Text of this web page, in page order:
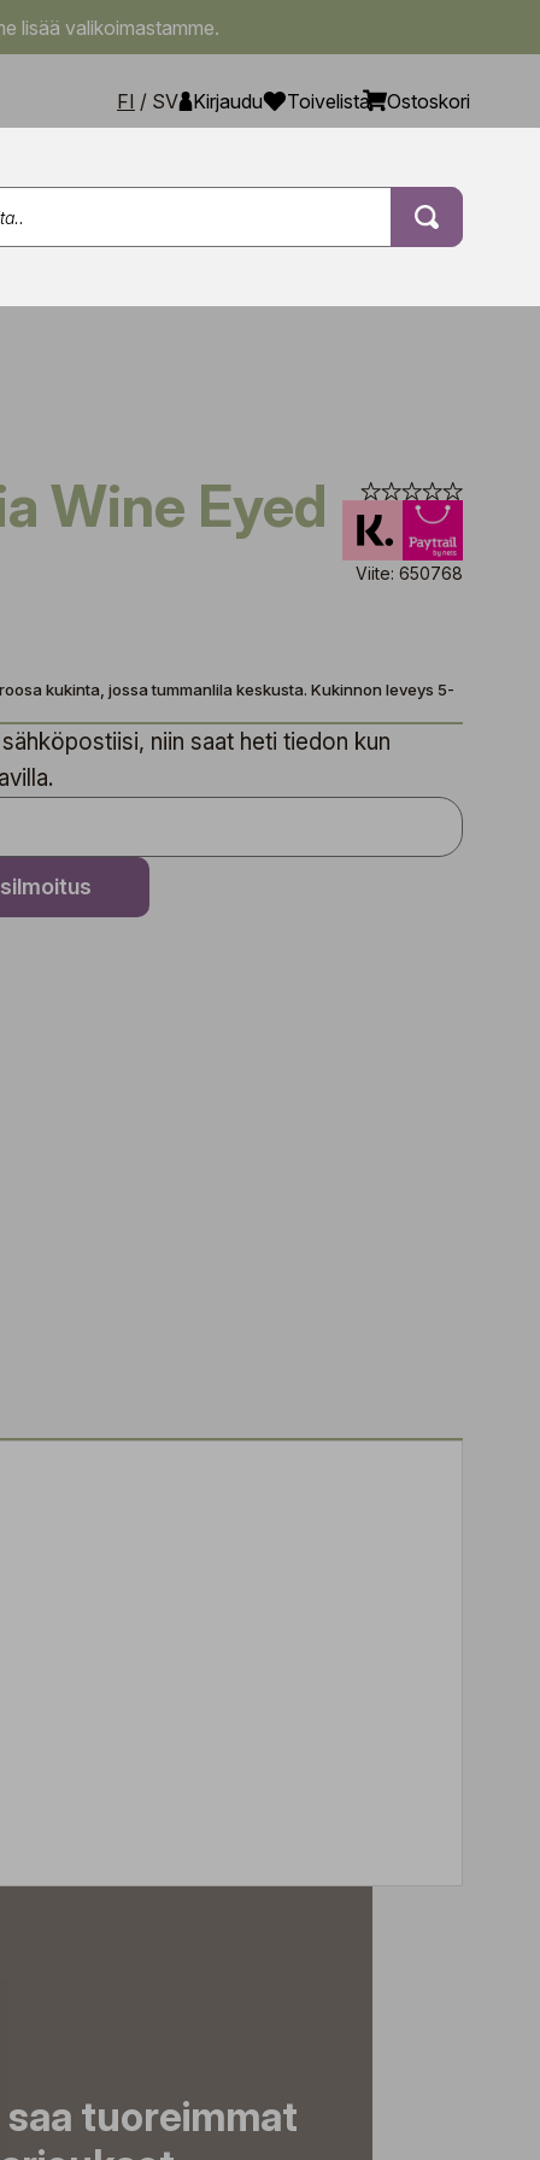
lisää valikoimastamme.
FI / SV Kirjaudu Toivelista Ostoskori
Viite: 650768
kukinta, jossa tummanlila keskusta. Kukinnon leveys 5-
niin saat heti tiedon kun
tuoreimmat